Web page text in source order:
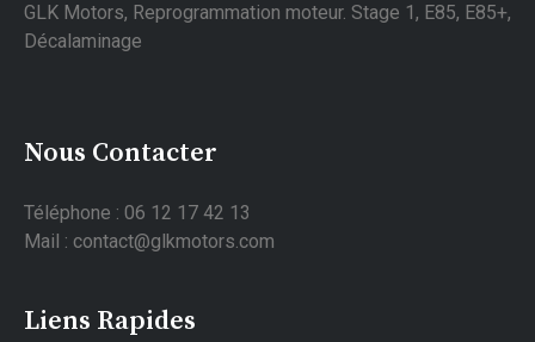
GLK Motors, Reprogrammation moteur. Stage 1, E85, E85+,
Décalaminage
Nous Contacter
Téléphone : 06 12 17 42 13
Mail : contact@glkmotors.com
Liens Rapides